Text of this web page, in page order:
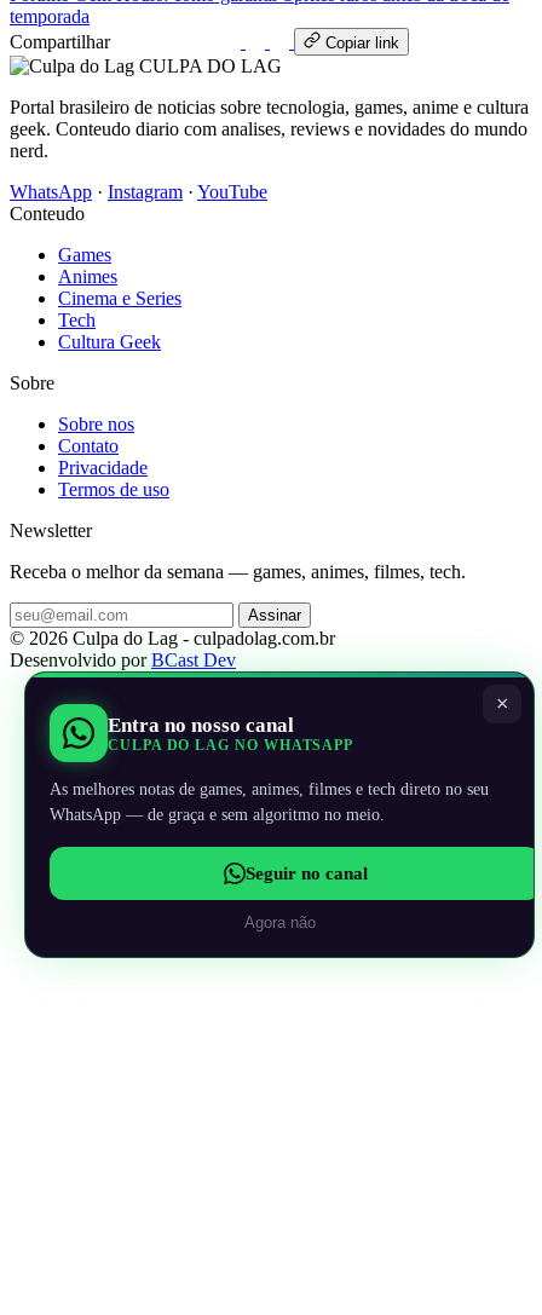
temporada
Compartilhar
Copiar link
CULPA DO LAG
Portal brasileiro de noticias sobre tecnologia, games, anime e cultura
geek. Conteudo diario com analises, reviews e novidades do mundo
nerd.
WhatsApp · Instagram · YouTube
Conteudo
Games
Animes
Cinema e Series
Tech
Cultura Geek
Sobre
Sobre nos
Contato
Privacidade
Termos de uso
Newsletter
Receba o melhor da semana — games, animes, filmes, tech.
Assinar
© 2026 Culpa do Lag - culpadolag.com.br
Desenvolvido porBCast Dev
×
Entra no nosso canal
CULPA DO LAG NO WHATSAPP
As melhores notas de games, animes, filmes e tech direto no seu
WhatsApp — de graça e sem algoritmo no meio.
Seguir no canal
Agora não